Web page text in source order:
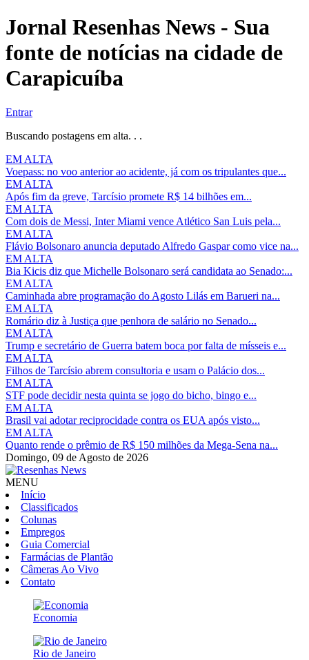
Jornal Resenhas News - Sua
fonte de notícias na cidade de
Carapicuíba
Entrar
Buscando postagens em alta. . .
EM ALTA
Voepass: no voo anterior ao acidente, já com os tripulantes que...
EM ALTA
Após fim da greve, Tarcísio promete R$ 14 bilhões em...
EM ALTA
Com dois de Messi, Inter Miami vence Atlético San Luis pela...
EM ALTA
Flávio Bolsonaro anuncia deputado Alfredo Gaspar como vice na...
EM ALTA
Bia Kicis diz que Michelle Bolsonaro será candidata ao Senado:...
EM ALTA
Caminhada abre programação do Agosto Lilás em Barueri na...
EM ALTA
Romário diz à Justiça que penhora de salário no Senado...
EM ALTA
Trump e secretário de Guerra batem boca por falta de mísseis e...
EM ALTA
Filhos de Tarcísio abrem consultoria e usam o Palácio dos...
EM ALTA
STF pode decidir nesta quinta se jogo do bicho, bingo e...
EM ALTA
Brasil vai adotar reciprocidade contra os EUA após visto...
EM ALTA
Quanto rende o prêmio de R$ 150 milhões da Mega-Sena na...
Domingo, 09 de Agosto de 2026
MENU
Início
Classificados
Colunas
Empregos
Guia Comercial
Farmácias de Plantão
Câmeras Ao Vivo
Contato
Economia
Rio de Janeiro